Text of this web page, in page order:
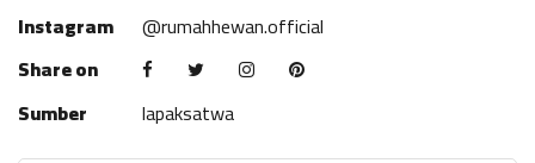
Instagram
@rumahhewan.official
Share on
Sumber
lapaksatwa